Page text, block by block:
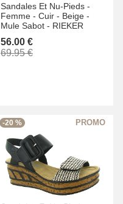
Sandales Et Nu-Pieds -
Femme - Cuir - Beige -
Mule Sabot - RIEKER
56.00 €
69.95 €
-20 %